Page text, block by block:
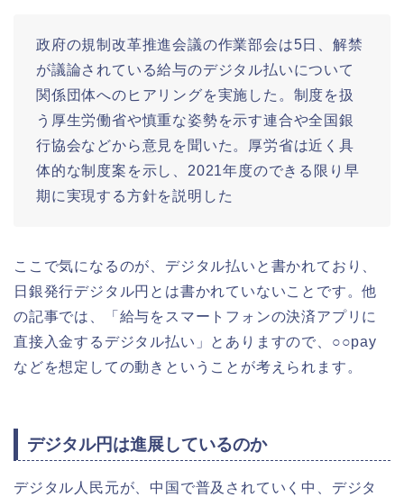
政府の規制改革推進会議の作業部会は5日、解禁
が議論されている給与のデジタル払いについて
関係団体へのヒアリングを実施した。制度を扱
う厚生労働省や慎重な姿勢を示す連合や全国銀
行協会などから意見を聞いた。厚労省は近く具
体的な制度案を示し、2021年度のできる限り早
期に実現する方針を説明した
ここで気になるのが、デジタル払いと書かれており、
日銀発行デジタル円とは書かれていないことです。他
の記事では、「給与をスマートフォンの決済アプリに
直接入金するデジタル払い」とありますので、○○pay
などを想定しての動きということが考えられます。
デジタル円は進展しているのか
デジタル人民元が、中国で普及されていく中、デジタ